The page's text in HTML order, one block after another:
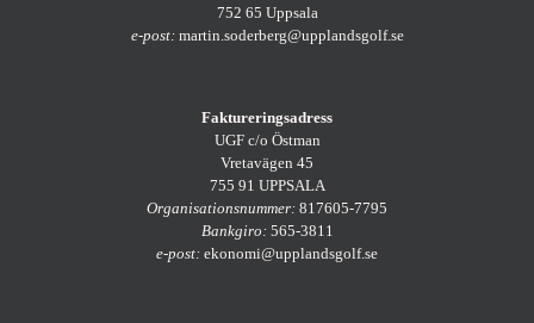
752 65 Uppsala
e-post:martin.soderberg@upplandsgolf.se
Faktureringsadress
UGF c/o Östman
Vretavägen 45
755 91 UPPSALA
Organisationsnummer: 817605-7795
Bankgiro:565-3811
e-post: ekonomi@upplandsgolf.se